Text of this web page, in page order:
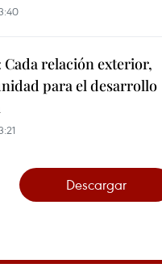
Cada relación exterior,
para el desarrollo
Descargar